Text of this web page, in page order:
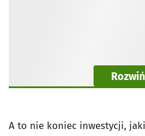
Rozwiń
A to nie koniec inwestycji,